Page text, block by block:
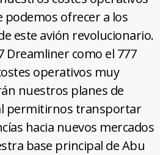
podemos ofrecer a los
este avión revolucionario.
Dreamliner como el 777
operativos muy
nuestros planes de
permitirnos transportar
hacia nuevos mercados
base principal de Abu